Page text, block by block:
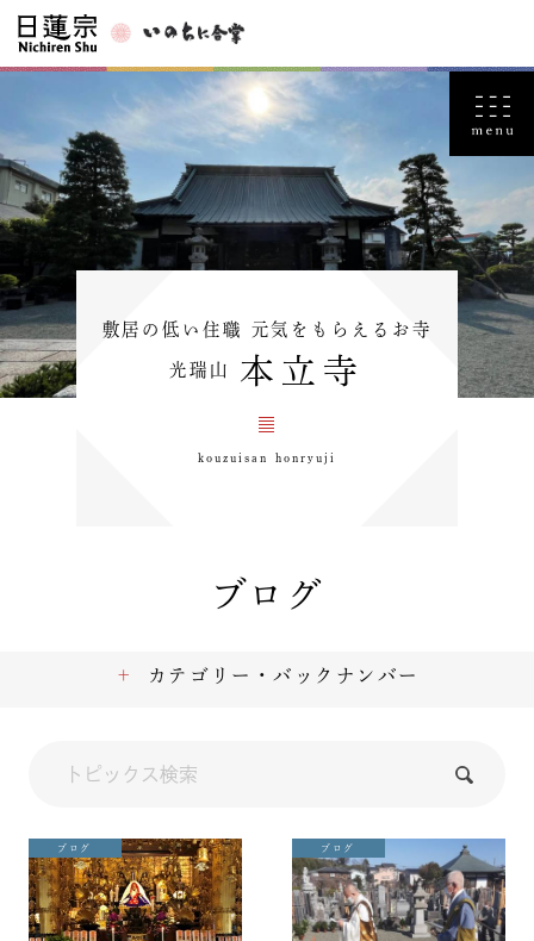
敷居の低い住職 元気をもらえるお寺
光瑞山 本立寺
kouzuisan honryuji
ブログ
ブログ ブログ
カテゴリー・バックナンバー